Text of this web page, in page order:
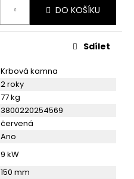
DO KOŠÍKU
Krbová kamna
2 roky
77 kg
3800220254569
červená
Ano
9 kW
150 mm
Sdílet